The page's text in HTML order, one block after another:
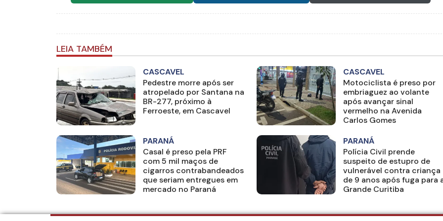
LEIA TAMBÉM
CASCAVEL
Pedestre morre após ser
atropelado por Santana na
BR-277, próximo à
Ferroeste, em Cascavel
CASCAVEL
Motociclista é preso por
embriaguez ao volante
após avançar sinal
vermelho na Avenida
Carlos Gomes
PARANÁ
Casal é preso pela PRF
com 5 mil maços de
cigarros contrabandeados
que seriam entregues em
mercado no Paraná
PARANÁ
Polícia Civil prende
suspeito de estupro de
vulnerável contra criança
de 9 anos após fuga para
Grande Curitiba